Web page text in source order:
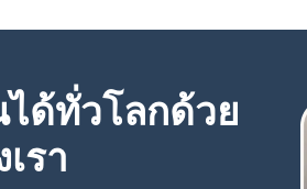
ได้ทั่วโลกด้วย
รา